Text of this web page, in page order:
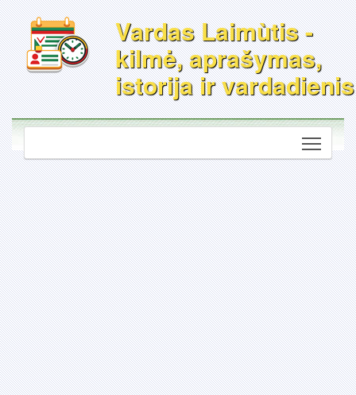
Vardas Laimùtis -
kilmė, aprašymas,
istorija ir vardadienis